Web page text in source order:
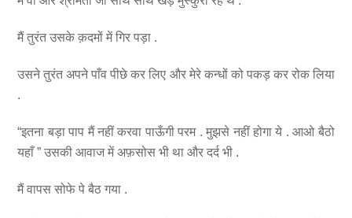
मैं तुरंत उसके क़दमों में गिर पड़ा .
उसने तुरंत अपने पाँव पीछे कर लिए और मेरे कन्धों को पकड़ कर रोक लिया
.
“इतना बड़ा पाप मैं नहीं करवा पाऊँगी परम . मुझसे नहीं होगा ये . आओ बैठो
यहाँ ” उसकी आवाज में अफ़सोस भी था और दर्द भी .
मैं वापस सोफे पे बैठ गया .